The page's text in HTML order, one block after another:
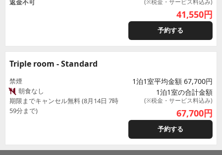
返金不可
(※税金・サービス料込み)
41,550円
予約する
Triple room - Standard
禁煙
朝食なし
期限までキャンセル無料 (8月14日 7時
59分まで)
1泊1室平均金額 67,700円
1泊1室の合計金額
(※税金・サービス料込み)
67,700円
予約する